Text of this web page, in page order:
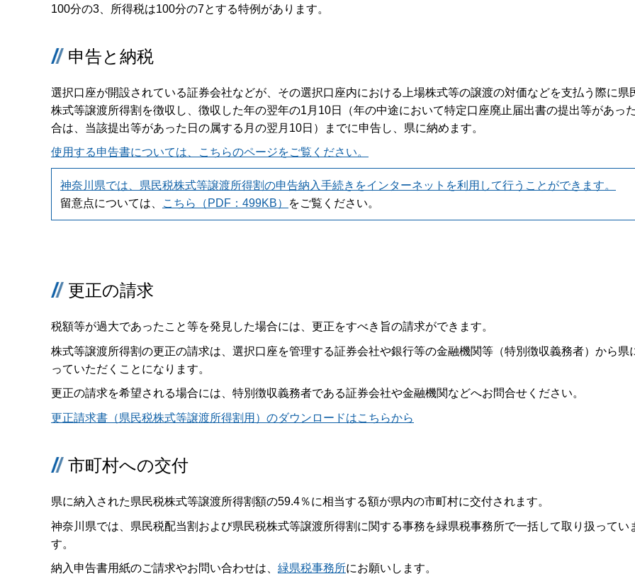
100分の3、所得税は100分の7とする特例があります。
申告と納税
選択口座が開設されている証券会社などが、その選択口座内における上場株式等の譲渡の対価などを支払う際に県
株式等譲渡所得割を徴収し、徴収した年の翌年の1月10日（年の中途において特定口座廃止届出書の提出等があっ
合は、当該提出等があった日の属する月の翌月10日）までに申告し、県に納めます。
使用する申告書については、こちらのページをご覧ください。
神奈川県では、県民税株式等譲渡所得割の申告納入手続きをインターネットを利用して行うことができます。
留意点については、
こちら（PDF：499KB） をご覧ください。
更正の請求
税額等が過大であったこと等を発見した場合には、更正をすべき旨の請求ができます。
株式等譲渡所得割の更正の請求は、選択口座を管理する証券会社や銀行等の金融機関等（特別徴収義務者）から県
っていただくことになります。
更正の請求を希望される場合には、特別徴収義務者である証券会社や金融機関などへお問合せください。
更正請求書（県民税株式等譲渡所得割用）のダウンロードはこちらから
市町村への交付
県に納入された県民税株式等譲渡所得割額の59.4％に相当する額が県内の市町村に交付されます。
神奈川県では、県民税配当割および県民税株式等譲渡所得割に関する事務を緑県税事務所で一括して取り扱ってい
す。
納入申告書用紙のご請求やお問い合わせは、 緑県税事務所にお願いします。